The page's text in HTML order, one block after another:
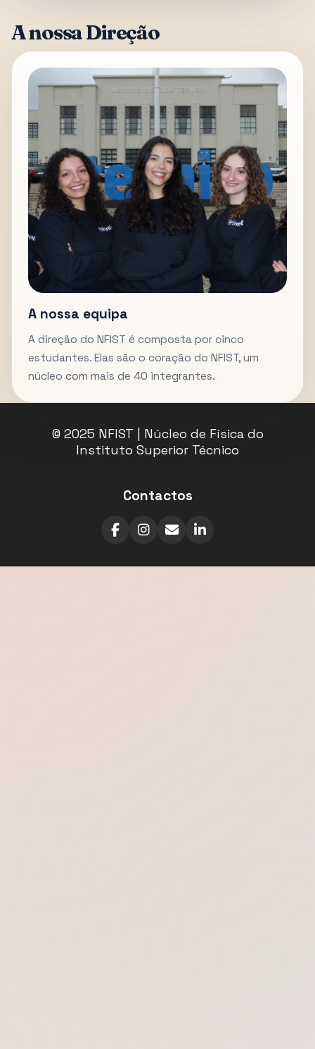
A nossa Direção
A nossa equipa
A direção do NFIST é composta por cinco
estudantes. Elas são o coração do NFIST, um
núcleo com mais de 40 integrantes.
© 2025 NFIST | Núcleo de Física do
Instituto Superior Técnico
Contactos